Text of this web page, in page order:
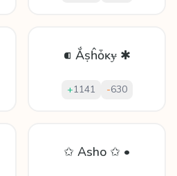
⁌ Ắṣĥȱĸɏ ✱
+1141 -630
✩ Asho ✩ •